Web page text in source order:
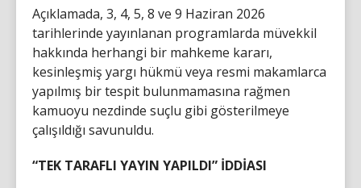
Açıklamada, 3, 4, 5, 8 ve 9 Haziran 2026
tarihlerinde yayınlanan programlarda müvekkil
hakkında herhangi bir mahkeme kararı,
kesinleşmiş yargı hükmü veya resmi makamlarca
yapılmış bir tespit bulunmamasına rağmen
kamuoyu nezdinde suçlu gibi gösterilmeye
çalışıldığı savunuldu.
“TEK TARAFLI YAYIN YAPILDI” İDDİASI